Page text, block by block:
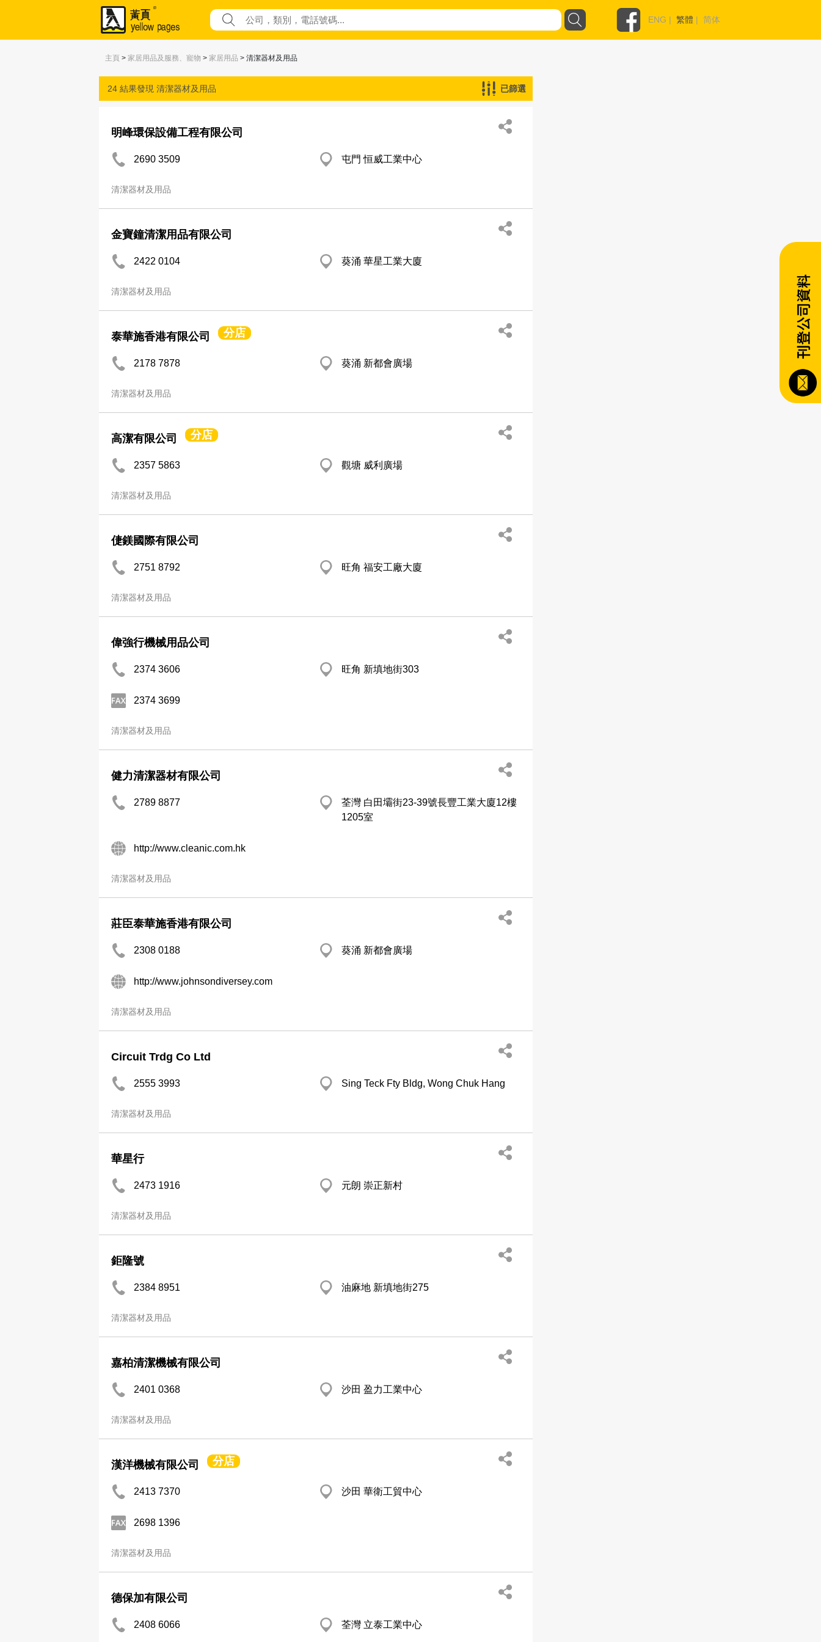
ENG | 繁體 | 简体
主頁 > 家居用品及服務、寵物 > 家居用品 > 清潔器材及用品
24 結果發現 清潔器材及用品 已篩選
明峰環保設備工程有限公司
2690 3509 屯門 恒威工業中心
清潔器材及用品
金寶鐘清潔用品有限公司
2422 0104 葵涌 華星工業大廈
清潔器材及用品
泰華施香港有限公司 分店
2178 7878 葵涌 新都會廣場
清潔器材及用品
高潔有限公司 分店
2357 5863 觀塘 威利廣場
清潔器材及用品
倢鎂國際有限公司
2751 8792 旺角 福安工廠大廈
清潔器材及用品
偉強行機械用品公司
2374 3606 旺角 新填地街303
2374 3699
清潔器材及用品
健力清潔器材有限公司
2789 8877
荃灣 白田壩街23-39號長豐工業大廈12樓
1205室
http://www.cleanic.com.hk
清潔器材及用品
莊臣泰華施香港有限公司
2308 0188 葵涌 新都會廣場
http://www.johnsondiversey.com
清潔器材及用品
Circuit Trdg Co Ltd
2555 3993 Sing Teck Fty Bldg, Wong Chuk Hang
清潔器材及用品
華星行
2473 1916 元朗 崇正新村
清潔器材及用品
鉅隆號
2384 8951 油麻地 新填地街275
清潔器材及用品
嘉柏清潔機械有限公司
2401 0368 沙田 盈力工業中心
清潔器材及用品
漢洋機械有限公司 分店
2413 7370 沙田 華衛工貿中心
2698 1396
清潔器材及用品
德保加有限公司
2408 6066 荃灣 立泰工業中心